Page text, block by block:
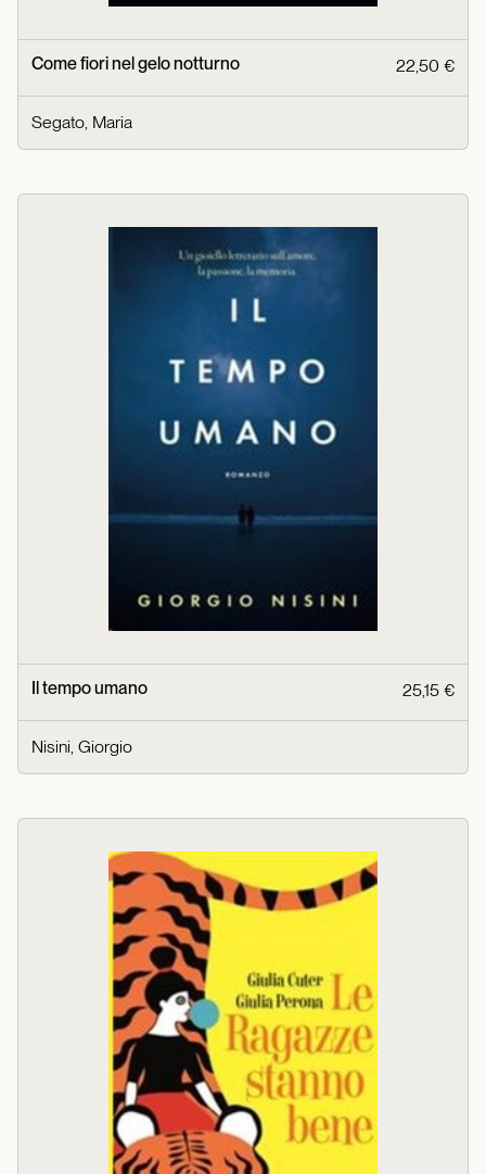
Come fiori nel gelo notturno 22,50 €
Segato, Maria
Il tempo umano 25,15 €
Nisini, Giorgio